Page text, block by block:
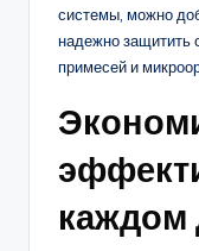
системы, можно
надежно защитить
примесей и
каждом